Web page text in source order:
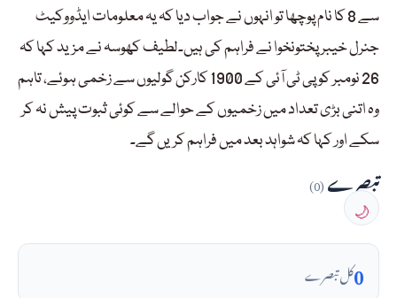
سے 8 کا نام پوچھا تو انہوں نے جواب دیا کہ یہ معلومات ایڈووکیٹ
جنرل خیبر پختونخوا نے فراہم کی ہیں۔لطیف کھوسہ نے مزید کہا کہ
26 نومبر کو پی ٹی آئی کے 1900 کارکن گولیوں سے زخمی ہوئے، تاہم
وہ اتنی بڑی تعداد میں زخمیوں کے حوالے سے کوئی ثبوت پیش نہ کر
سکے اور کہا کہ شواہد بعد میں فراہم کریں گے۔
تبصرے(0)
🌙
0کل تبصرے